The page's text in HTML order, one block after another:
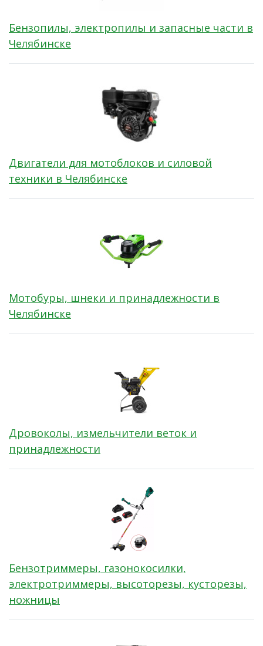
Бензопилы, электропилы и запасные части в
Челябинске
Двигатели для мотоблоков и силовой
техники в Челябинске
Мотобуры, шнеки и принадлежности в
Челябинске
Дровоколы, измельчители веток и
принадлежности
Бензотриммеры, газонокосилки,
электротриммеры, высоторезы, кусторезы,
ножницы